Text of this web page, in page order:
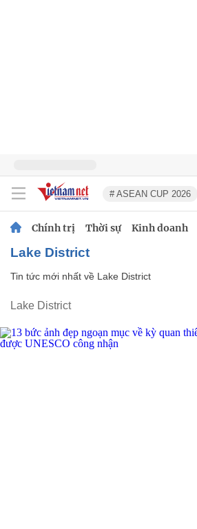
# ASEAN CUP 2026
Chính trị Thời sự Kinh doanh
Lake District
Tin tức mới nhất về Lake District
Lake District